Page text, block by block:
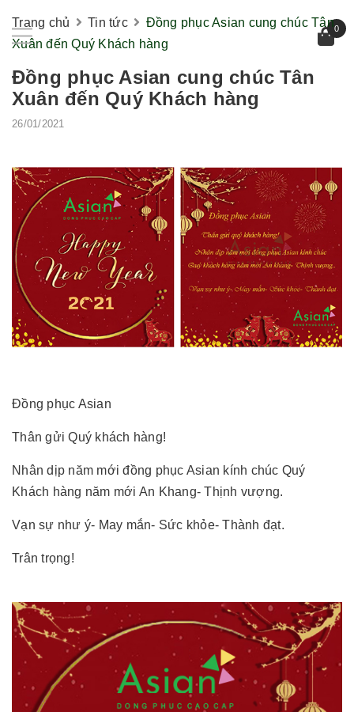
0
Trang chủ Tin tức
Đồng phục Asian cung chúc Tân
Xuân đến Quý Khách hàng
Đồng phục Asian cung chúc Tân
Xuân đến Quý Khách hàng
26/01/2021
Đồng phục Asian
Thân gửi Quý khách hàng!
Nhân dịp năm mới đồng phục Asian kính chúc Quý
Khách hàng năm mới An Khang- Thịnh vượng.
Vạn sự như ý- May mắn- Sức khỏe- Thành đạt.
Trân trọng!